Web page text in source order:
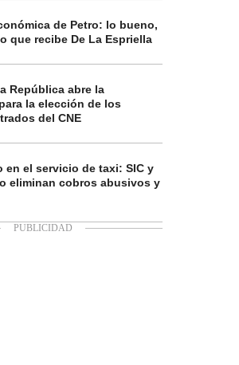
de Petro: lo bueno,
que recibe De La Espriella
República abre la
la elección de los
del CNE
en el servicio de taxi: SIC y
eliminan cobros abusivos y